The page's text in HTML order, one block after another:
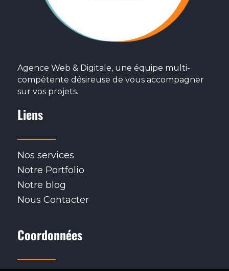
Agence Web & Digitale, une équipe multi-
compétente désireuse de vous accompagner
sur vos projets.
Liens
Nos services
Notre Portfolio
Notre blog
Nous Contacter
Coordonnées